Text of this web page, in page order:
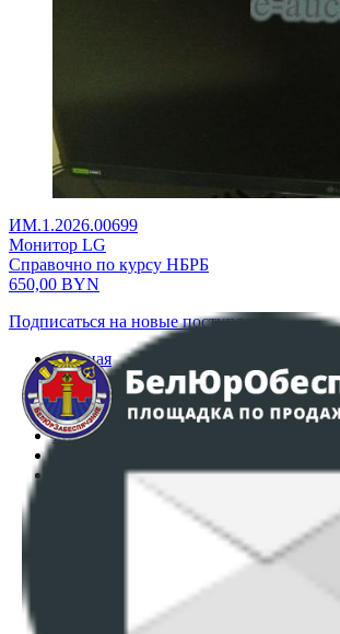
ИМ.1.2026.00699
Монитор LG
Справочно по курсу НБРБ
650,00 BYN
Подписаться на новые поступления
Главная
Аукционы
Интернет-магазин
Регламент организации и проведения
Политика в отношении обработки
ПОЛОЖЕНИЕ О ПОЛИТИКЕ
Настройки cookie-файлов